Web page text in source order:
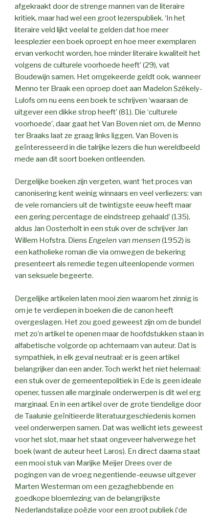
afgekraakt door de strenge mannen van de literaire
kritiek, maar had wel een groot lezerspubliek. ‘In het
literaire veld lijkt veelal te gelden dat hoe meer
leesplezier een boek oproept en hoe meer exemplaren
ervan verkocht worden, hoe minder literaire kwaliteit het
volgens de culturele voorhoede heeft’ (29), vat
Boudewijn samen. Het omgekeerde geldt ook, wanneer
Menno ter Braak een oproep doet aan Madelon Székely-
Lulofs om nu eens een boek te schrijven ‘waaraan de
uitgever een dikke strop heeft’ (81). Die ‘culturele
voorhoede’, daar gaat het Van Boven niet om, de Menno
ter Braaks laat ze graag links liggen. Van Boven is
geïnteresseerd in die talrijke lezers die hun wereldbeeld
mede aan dit soort boeken ontleenden.
Dergelijke boeken zijn vergeten, want ‘het proces van
canonisering kent weinig winnaars en veel verliezers: van
de vele romanciers uit de twintigste eeuw heeft maar
een gering percentage de eindstreep gehaald’ (135),
aldus Jan Oosterholt in een stuk over de schrijver Jan
Willem Hofstra. Diens Engelen van mensen (1952) is
een katholieke roman die via omwegen de bekering
presenteert als remedie tegen uiteenlopende vormen
van seksuele begeerte.
Dergelijke artikelen laten mooi zien waarom het zinnig is
om je te verdiepen in boeken die de canon heeft
overgeslagen. Het zou goed geweest zijn om de bundel
met zo’n artikel te openen maar de hoofdstukken staan in
alfabetische volgorde op achternaam van auteur. Dat is
sympathiek, in elk geval neutraal: er is geen artikel
belangrijker dan een ander. Toch werkt het niet helemaal:
een stuk over de gemeentepolitiek in Ede is geen ideale
opener, tussen alle marginale onderwerpen is dit wel erg
marginaal. En in een artikel over de grote tiendelige door
de Taalunie geïnitieerde literatuurgeschiedenis komen
veel onderwerpen samen. Dat was wellicht iets geweest
voor het slot, maar het staat ongeveer halverwege het
boek (want de auteur heet Laros). En direct daarna staat
een mooi stuk van Marijke Meijer Drees over de
pogingen van de vroeg negentiende-eeuwse uitgever
Marten Westerman om een gezaghebbende en
goedkope bloemlezing van de belangrijkste
Nederlandstalige poëzie voor een groot publiek (‘de